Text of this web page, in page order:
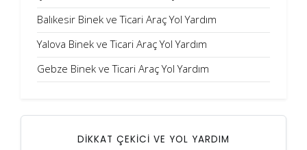
Balıkesir Binek ve Ticari Araç Yol Yardım
Yalova Binek ve Ticari Araç Yol Yardım
Gebze Binek ve Ticari Araç Yol Yardım
DİKKAT ÇEKİCİ VE YOL YARDIM